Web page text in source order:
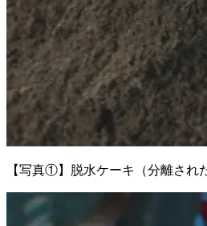
【写真①】脱水ケーキ（分離され